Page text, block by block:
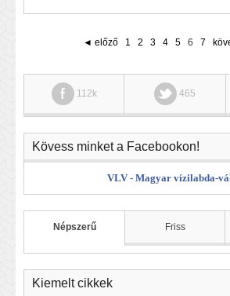
◄ előző 1 2 3 4 5 6 7
112k 465
Kövess minket a Facebookon!
VLV - Magyar vízilabda-
Népszerű Friss
Kiemelt cikkek